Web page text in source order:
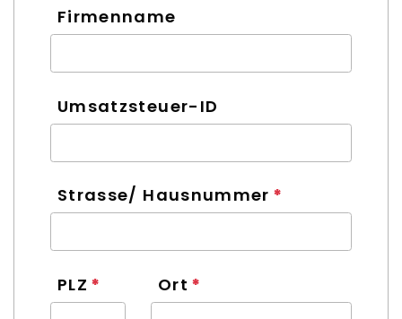
Firmenname
Umsatzsteuer-ID
Strasse/ Hausnummer
PLZ Ort